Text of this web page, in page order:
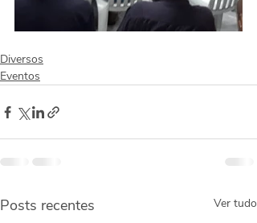
Diversos
Eventos
Posts recentes Ver tudo